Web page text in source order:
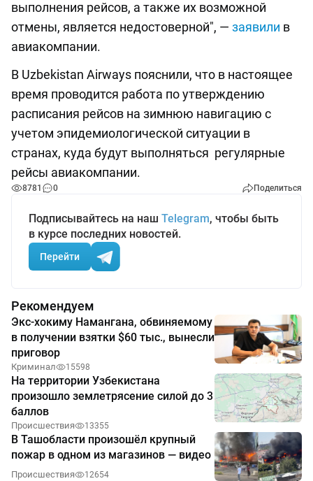
выполнения рейсов, а также их возможной
отмены, является недостоверной", — заявили в
авиакомпании.
В Uzbekistan Airways пояснили, что в настоящее
время проводится работа по утверждению
расписания рейсов на зимнюю навигацию с
учетом эпидемиологической ситуации в
странах, куда будут выполняться регулярные
рейсы авиакомпании.
8781 0 Поделиться
Подписывайтесь на наш Telegram, чтобы быть
в курсе последних новостей.
Перейти
Рекомендуем
Экс-хокиму Намангана, обвиняемому
в получении взятки $60 тыс., вынесли
приговор
Криминал 15598
На территории Узбекистана
произошло землетрясение силой до 3
баллов
Происшествия 13355
В Ташобласти произошёл крупный
пожар в одном из магазинов — видео
Происшествия 12654